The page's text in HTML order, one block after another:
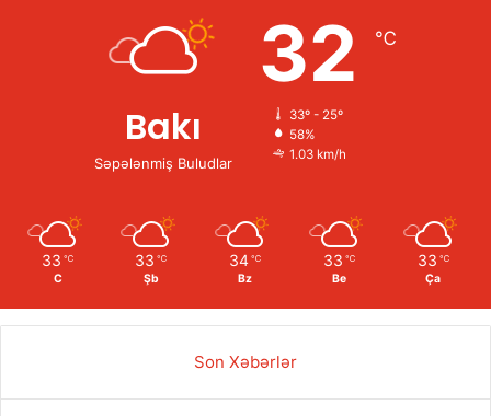
Bakı
Səpələnmiş Buludlar
32 ℃
33º - 25º
58%
1.03 km/h
33 ℃
C
33 ℃
Şb
34 ℃
Bz
33 ℃
Be
33 ℃
Ça
Son Xəbərlər